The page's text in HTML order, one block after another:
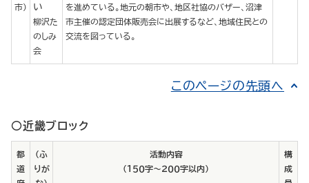
市）
い
柳沢た
のしみ
会
を進めている。地元の朝市や、地区社協のバザー、沼津
市主催の認定団体販売会に出展するなど、地域住民との
交流を図っている。
このページの先頭へ
○近畿ブロック
都
道
（ふ
りが
活動内容
（１５０字～２００字以内）
構
成